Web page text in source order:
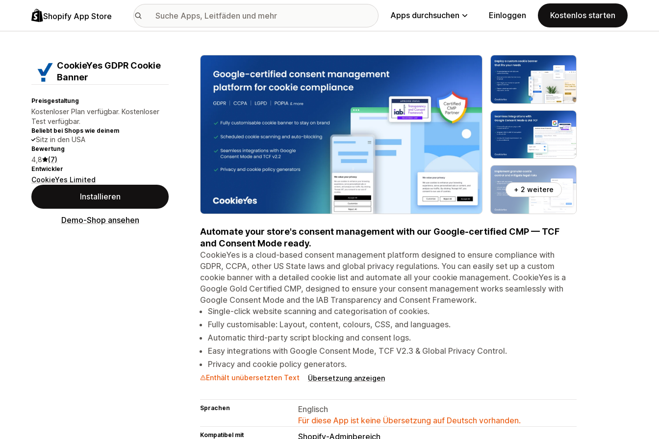
Shopify App Store Apps durchsuchen Einloggen Kostenlos starten
CookieYes GDPR Cookie
Banner
Preisgestaltung
Kostenloser Plan verfügbar. Kostenloser
Test verfügbar.
Beliebt bei Shops wie deinem
Sitz in den USA
Bewertung
4,8 (7)
Entwickler
CookieYes Limited
Installieren
Demo-Shop ansehen
Vorgestellte Bildergalerie
+ 2 weitere
Automate your store's consent management with our Google-certified CMP — TCF
and Consent Mode ready.
CookieYes is a cloud-based consent management platform designed to ensure compliance with
GDPR, CCPA, other US State laws and global privacy regulations. You can easily set up a custom
cookie banner with a detailed cookie list and automate all your cookie management. CookieYes is a
Google Gold Certified CMP, designed to ensure your consent management works seamlessly with
Google Consent Mode and the IAB Transparency and Consent Framework.
Single-click website scanning and categorisation of cookies.
Fully customisable: Layout, content, colours, CSS, and languages.
Automatic third-party script blocking and consent logs.
Easy integrations with Google Consent Mode, TCF V2.3 & Global Privacy Control.
Privacy and cookie policy generators.
Enthält unübersetzten Text Übersetzung anzeigen
Sprachen
Englisch
Für diese App ist keine Übersetzung auf Deutsch vorhanden.
Kompatibel mit Shopify-Adminbereich